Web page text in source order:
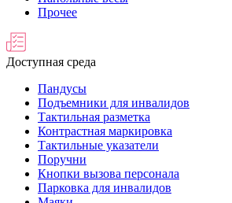
Прочее
Доступная среда
Пандусы
Подъемники для инвалидов
Тактильная разметка
Контрастная маркировка
Тактильные указатели
Поручни
Кнопки вызова персонала
Парковка для инвалидов